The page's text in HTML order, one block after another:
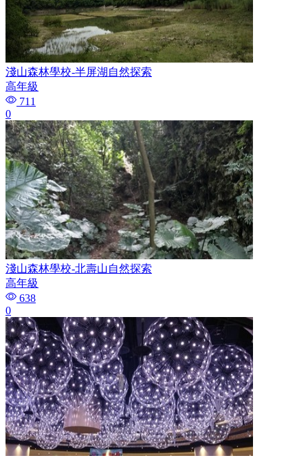
淺山森林學校-半屏湖自然探索
高年級
711
0
淺山森林學校-北壽山自然探索
高年級
638
0